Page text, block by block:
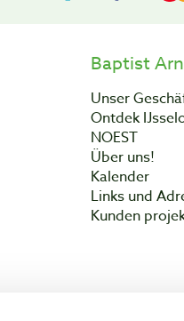
Baptist
Unser
Ontdek
NOEST
Über uns!
Kalender
Links und
Kunden